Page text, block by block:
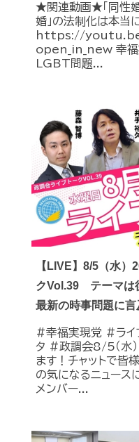
★関連動画★「同性
婚」の法制化は本当
https://
open_in_new 幸福
LGBT問題...
【LIVE】8/5（水
クVol.39 テーマは
最新の時事問題に言
#幸福実現党 #ライ
タ #政調会8/5（水
ます！チャットで皆
の気になるニュース
メンバー...